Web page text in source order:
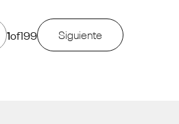
1of199 Siguiente